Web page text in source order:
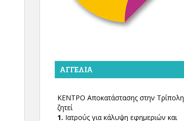
ΑΓΓΕΛΊΑ
ΚΕΝΤΡΟ Αποκατάστασης στην Τρίπολη
ζητεί
1. Ιατρούς για κάλυψη εφημεριών και